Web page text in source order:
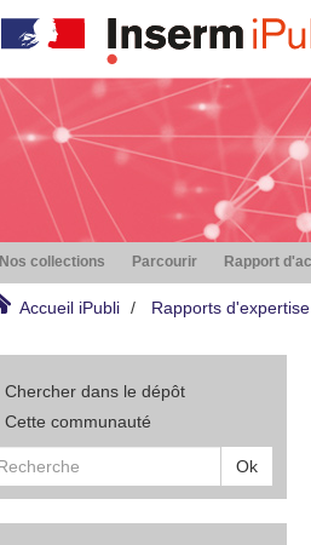
Nos collections Parcourir Rapport
Accueil iPubli Rapports
Chercher dans le dépôt
Cette communauté
Ok